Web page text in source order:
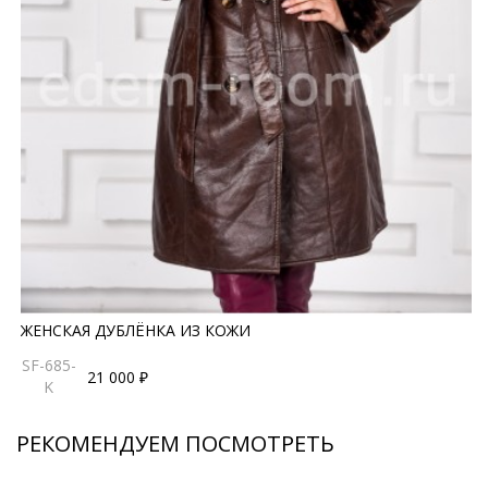
ЖЕНСКАЯ ДУБЛЁНКА ИЗ КОЖИ
SF-685-
K
21 000 ₽
РЕКОМЕНДУЕМ ПОСМОТРЕТЬ